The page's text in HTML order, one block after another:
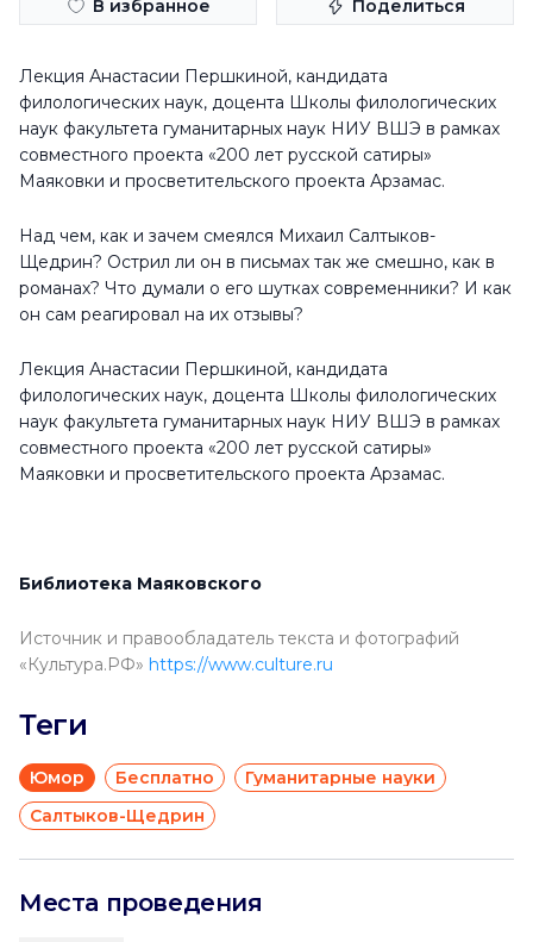
В избранное Поделиться
Лекция Анастасии Першкиной, кандидата
филологических наук, доцента Школы филологических
наук факультета гуманитарных наук НИУ ВШЭ в рамках
совместного проекта «200 лет русской сатиры»
Маяковки и просветительского проекта Арзамас.
Над чем, как и зачем смеялся Михаил Салтыков-
Щедрин? Острил ли он в письмах так же смешно, как в
романах? Что думали о его шутках современники? И как
он сам реагировал на их отзывы?
Лекция Анастасии Першкиной, кандидата
филологических наук, доцента Школы филологических
наук факультета гуманитарных наук НИУ ВШЭ в рамках
совместного проекта «200 лет русской сатиры»
Маяковки и просветительского проекта Арзамас.
Библиотека Маяковского
Источник и правообладатель текста и фотографий
«Культура.РФ» https://www.culture.ru
Теги
Юмор Бесплатно
Гуманитарные науки
Салтыков-Щедрин
Места проведения